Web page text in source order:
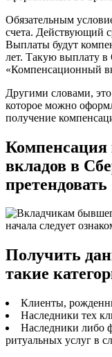
Обязательным
счета. Действующий
Выплаты будут
лет. Такую выплату в
«Компенсационный
Другими словами,
которое можно
получение
Компенсация
вкладов в
претендовать
Получить
такие
Клиенты,
Наследники тех
Наследники либо
ритуальных услуг в